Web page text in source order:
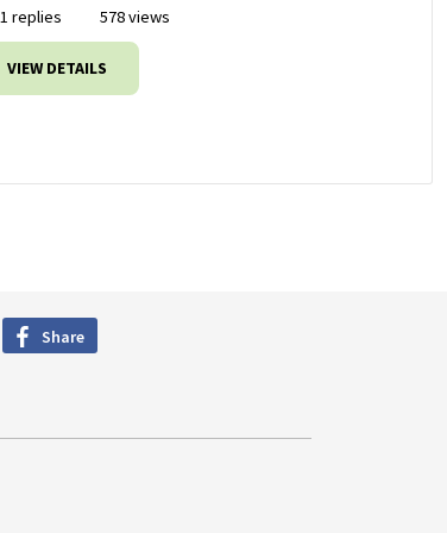
1 replies 578 views
VIEW DETAILS
Share